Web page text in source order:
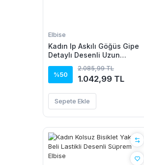
Elbise
Kadın Ip Askılı Göğüs Gipe
Detaylı Desenli Uzun
%50
2.085,99 TL
1.042,99 TL
Sepete Ekle